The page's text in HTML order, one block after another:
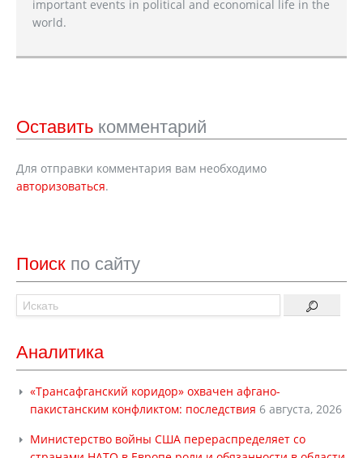
important events in political and economical life in the
world.
Оставить комментарий
Для отправки комментария вам необходимо
авторизоваться.
Поиск по сайту
Аналитика
«Трансафганский коридор» охвачен афгано-
пакистанским конфликтом: последствия 6 августа, 2026
Министерство войны США перераспределяет со